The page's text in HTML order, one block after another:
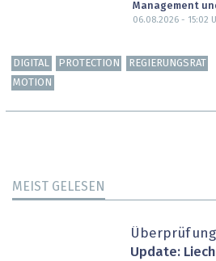
Management
06.08.2026 - 15:02
DIGITAL PROTECTION
REGIERUNGSRAT
MOTION
MEIST GELESEN
Update: